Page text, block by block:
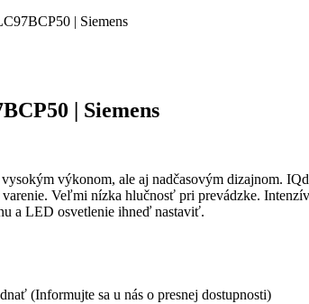
| Siemens
| Siemens
výkonom, ale aj nadčasovým dizajnom.
Veľmi nízka hlučnosť pri prevádzke.
a LED osvetlenie ihneď nastaviť.
(Informujte sa u nás o presnej dostupnosti)